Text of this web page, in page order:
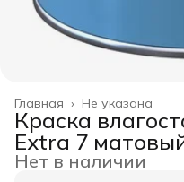
Не указана
Главная ›
Краска
Extra 7
Нет в наличии